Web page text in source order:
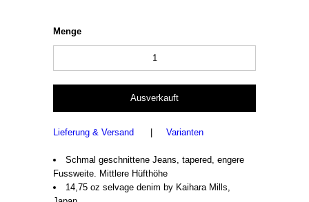
Menge
Lieferung & Versand | Varianten
Schmal geschnittene Jeans, tapered, engere
Fussweite. Mittlere Hüfthöhe
14,75 oz selvage denim by Kaihara Mills,